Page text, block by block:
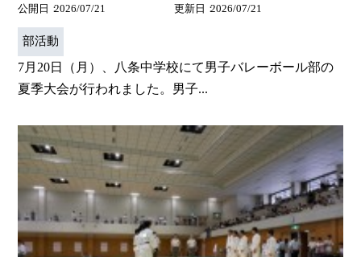
公開日 2026/07/21 更新日 2026/07/21
部活動
7月20日（月）、八条中学校にて男子バレーボール部の
夏季大会が行われました。男子...